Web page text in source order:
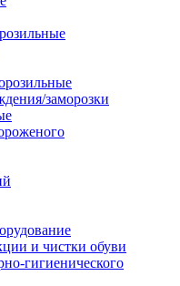
заморозки
и чистки обуви
гигиенического